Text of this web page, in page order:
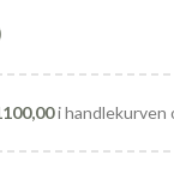
i handlekurven